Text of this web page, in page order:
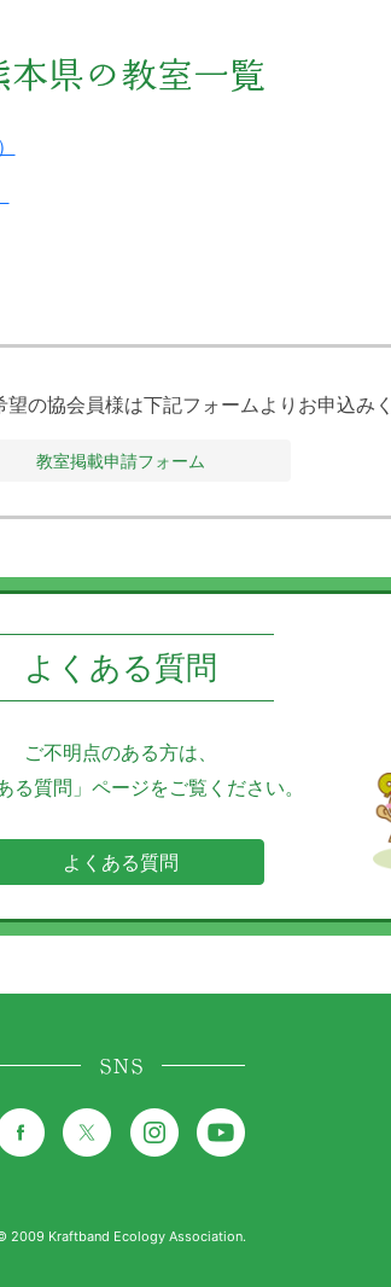
本県の教室一覧
の協会員様は下記フォームよりお申込みく
教室掲載申請フォーム
よくある質問
ご不明点のある方は、
る質問」ページをご覧ください。
よくある質問
SNS
2009 Kraftband Ecology Association.